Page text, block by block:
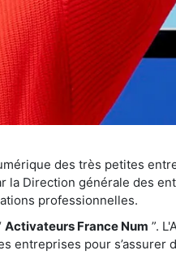
des très petites
la Direction générale des
professionnelles.
Activateurs France Num ”.
entreprises pour s’assurer